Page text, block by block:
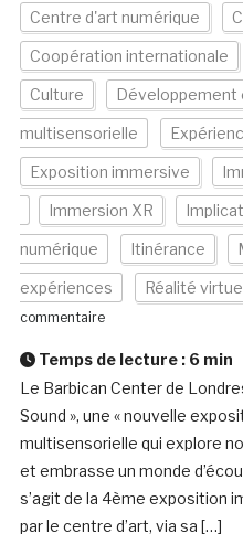
Centre d'art numérique
Coopération internationale
Culture Développement
multisensorielle
Exposition immersive
Immersion XR
numérique Itinérance
expériences Réalité
commentaire
Temps de lecture : 6 min
Le Barbican Center de
Sound », une « nouvelle
multisensorielle qui explore
et embrasse un monde
s’agit de la 4ème exposition
par le centre d’art, via sa […]